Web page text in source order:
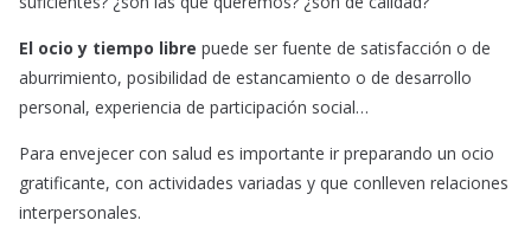
El ocio y tiempo libre puede ser fuente de satisfacción o de
aburrimiento, posibilidad de estancamiento o de desarrollo
personal, experiencia de participación social…
Para envejecer con salud es importante ir preparando un ocio
gratificante, con actividades variadas y que conlleven relaciones
interpersonales.